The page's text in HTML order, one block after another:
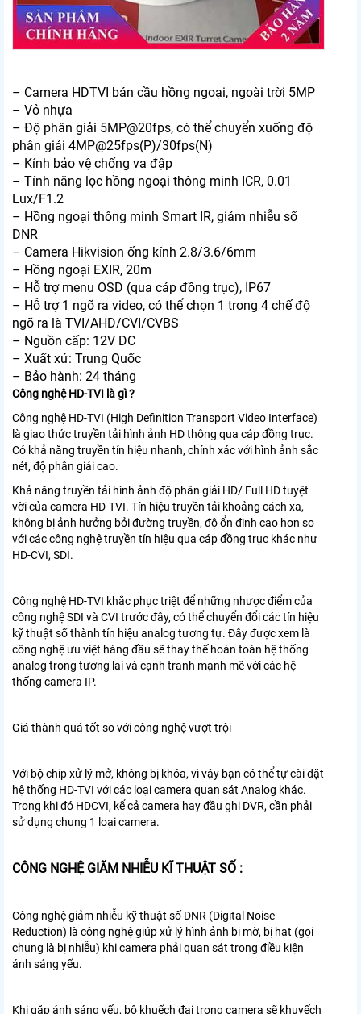
– Camera HDTVI bán cầu hồng ngoại, ngoài trời 5MP
– Vỏ nhựa
– Độ phân giải 5MP@20fps, có thể chuyển xuống độ
phân giải 4MP@25fps(P)/30fps(N)
– Kính bảo vệ chống va đập
– Tính năng lọc hồng ngoại thông minh ICR, 0.01
Lux/F1.2
– Hồng ngoại thông minh Smart IR, giảm nhiễu số
DNR
– Camera Hikvision ống kính 2.8/3.6/6mm
– Hồng ngoại EXIR, 20m
– Hỗ trợ menu OSD (qua cáp đồng trục), IP67
– Hỗ trợ 1 ngõ ra video, có thể chọn 1 trong 4 chế độ
ngõ ra là TVI/AHD/CVI/CVBS
– Nguồn cấp: 12V DC
– Xuất xứ: Trung Quốc
– Bảo hành: 24 tháng
Công nghệ HD-TVI là gì ?
Công nghệ HD-TVI (High Definition Transport Video Interface)
là giao thức truyền tải hình ảnh HD thông qua cáp đồng trục.
Có khả năng truyền tín hiệu nhanh, chính xác với hình ảnh sắc
nét, độ phân giải cao.
Khả năng truyền tải hình ảnh độ phân giải HD/ Full HD tuyệt
vời của camera HD-TVI. Tín hiệu truyền tải khoảng cách xa,
không bị ảnh hưởng bởi đường truyền, độ ổn định cao hơn so
với các công nghệ truyền tín hiệu qua cáp đồng trục khác như
HD-CVI, SDI.
Công nghệ HD-TVI khắc phục triệt để những nhược điểm của
công nghệ SDI và CVI trước đây, có thể chuyển đổi các tín hiệu
kỹ thuật số thành tín hiệu analog tương tự. Đây được xem là
công nghệ ưu việt hàng đầu sẽ thay thế hoàn toàn hệ thống
analog trong tương lai và cạnh tranh mạnh mẽ với các hệ
thống camera IP.
Giá thành quá tốt so với công nghệ vượt trội
Với bộ chip xử lý mở, không bị khóa, vì vậy bạn có thể tự cài đặt
hệ thống HD-TVI với các loại camera quan sát Analog khác.
Trong khi đó HDCVI, kể cả camera hay đầu ghi DVR, cần phải
sử dụng chung 1 loại camera.
CÔNG NGHỆ GIÃM NHIỄU KĨ THUẬT SỐ :
Công nghệ giảm nhiễu kỹ thuật số DNR (Digital Noise
Reduction) là công nghệ giúp xử lý hình ảnh bị mờ, bị hạt (gọi
chung là bị nhiễu) khi camera phải quan sát trong điều kiện
ánh sáng yếu.
Khi gặp ánh sáng yếu, bộ khuếch đại trong camera sẽ khuyếch